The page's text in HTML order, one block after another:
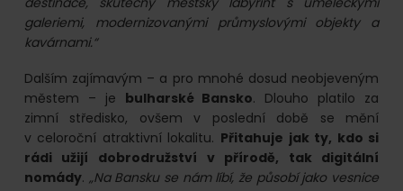
galeriemi, modernizovanými průmyslovými objekty a
kavárnami.“
Dalším zajímavým – a pro mnohé dosud neobjeveným
městem – je bulharské Bansko. Dlouho platilo za
zimní středisko, ovšem v poslední době se mění
v celoroční atraktivní lokalitu. Přitahuje jak ty, kdo si
rádi užijí dobrodružství v přírodě, tak digitální
nomády. „Na Bansku se nám líbí, že působí jako vesnice